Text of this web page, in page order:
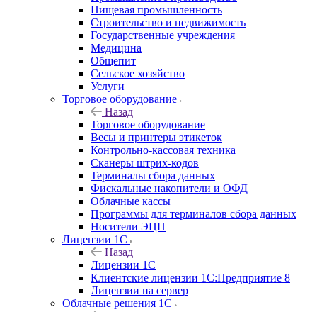
Пищевая промышленность
Строительство и недвижимость
Государственные учреждения
Медицина
Общепит
Сельское хозяйство
Услуги
Торговое оборудование
Назад
Торговое оборудование
Весы и принтеры этикеток
Контрольно-кассовая техника
Сканеры штрих-кодов
Терминалы сбора данных
Фискальные накопители и ОФД
Облачные кассы
Программы для терминалов сбора данных
Носители ЭЦП
Лицензии 1С
Назад
Лицензии 1С
Клиентские лицензии 1С:Предприятие 8
Лицензии на сервер
Облачные решения 1С